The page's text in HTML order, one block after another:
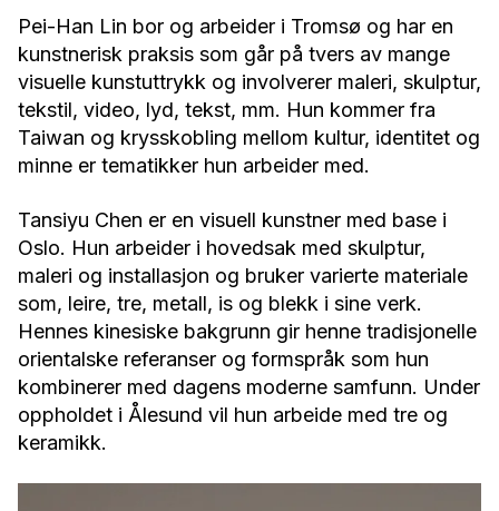
Pei-Han Lin bor og arbeider i Tromsø og har en
kunstnerisk praksis som går på tvers av mange
visuelle kunstuttrykk og involverer maleri, skulptur,
tekstil, video, lyd, tekst, mm. Hun kommer fra
Taiwan og krysskobling mellom kultur, identitet og
minne er tematikker hun arbeider med.
Tansiyu Chen er en visuell kunstner med base i
Oslo. Hun arbeider i hovedsak med skulptur,
maleri og installasjon og bruker varierte materiale
som, leire, tre, metall, is og blekk i sine verk.
Hennes kinesiske bakgrunn gir henne tradisjonelle
orientalske referanser og formspråk som hun
kombinerer med dagens moderne samfunn. Under
oppholdet i Ålesund vil hun arbeide med tre og
keramikk.